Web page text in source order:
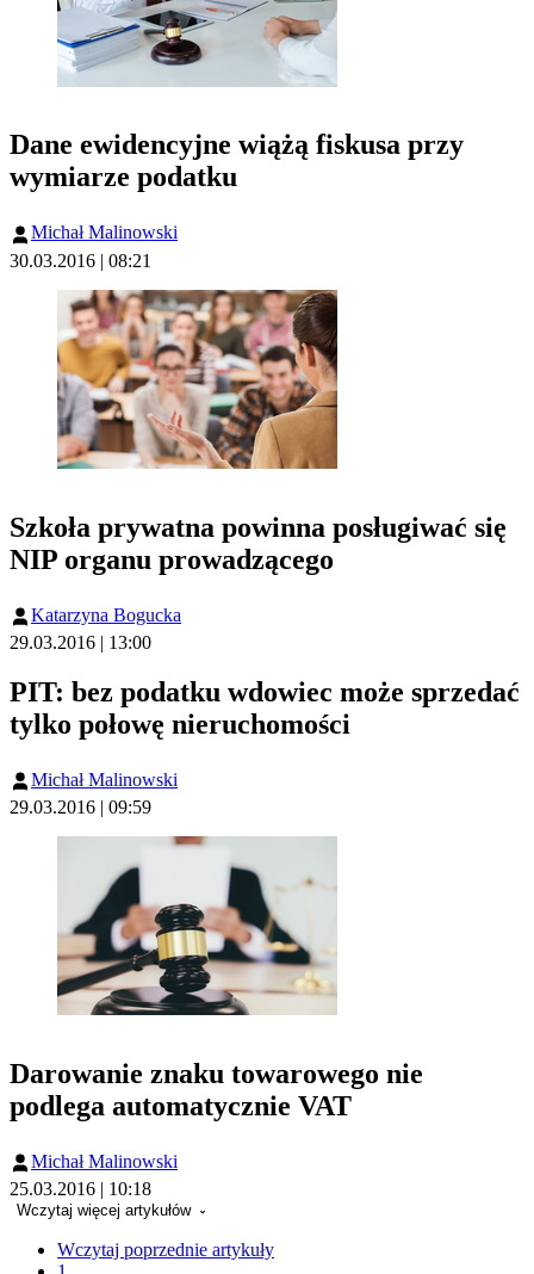
Dane ewidencyjne wiążą fiskusa przy
wymiarze podatku
Michał Malinowski
30.03.2016 | 08:21
Szkoła prywatna powinna posługiwać się
NIP organu prowadzącego
Katarzyna Bogucka
29.03.2016 | 13:00
PIT: bez podatku wdowiec może sprzedać
tylko połowę nieruchomości
Michał Malinowski
29.03.2016 | 09:59
Darowanie znaku towarowego nie
podlega automatycznie VAT
Michał Malinowski
25.03.2016 | 10:18
Wczytaj więcej artykułów
Wczytaj poprzednie artykuły